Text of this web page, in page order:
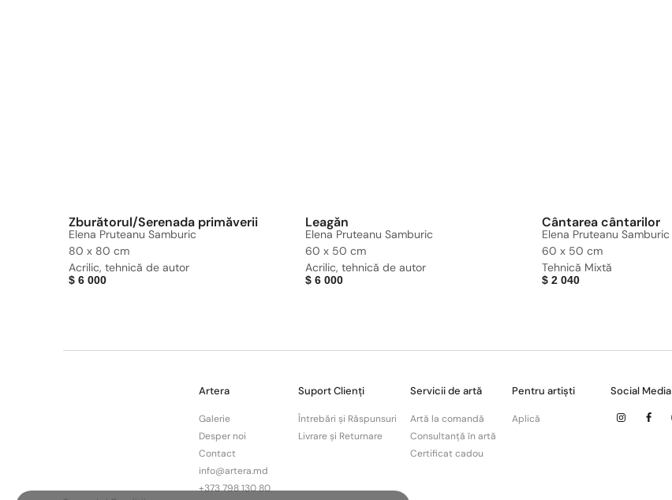
Zburătorul/Serenada primăverii
Elena Pruteanu Samburic
80 x 80 cm
Acrilic, tehnică de autor
$ 6 000
Leagăn
Elena Pruteanu Samburic
60 x 50 cm
Acrilic, tehnică de autor
$ 6 000
Cântarea cântarilor
Elena Pruteanu Samburic
60 x 50 cm
Tehnică Mixtă
$ 2 040
Artera
Galerie
Desper noi
Contact
info@artera.md
+373 798 130 80
Suport Clienți
Întrebări și Răspunsuri
Livrare și Returnare
Servicii de artă
Artă la comandă
Consultanță în artă
Certificat cadou
Pentru artiști
Aplică
Social Media